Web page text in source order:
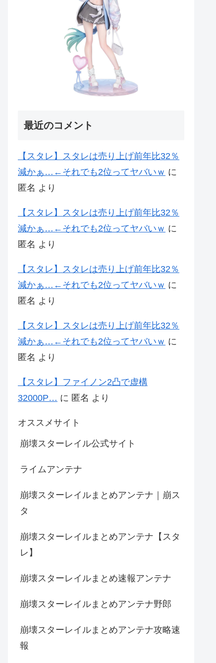
最近のコメント
【スタレ】スタレは売り上げ前年比32％
減かぁ…←それでも2位ってヤバいｗ に
匿名 より
【スタレ】スタレは売り上げ前年比32％
減かぁ…←それでも2位ってヤバいｗ に
匿名 より
【スタレ】スタレは売り上げ前年比32％
減かぁ…←それでも2位ってヤバいｗ に
匿名 より
【スタレ】スタレは売り上げ前年比32％
減かぁ…←それでも2位ってヤバいｗ に
匿名 より
【スタレ】ファイノン2凸で虚構
32000P… に 匿名 より
オススメサイト
崩壊スターレイル公式サイト
ライムアンテナ
崩壊スターレイルまとめアンテナ｜崩ス
タ
崩壊スターレイルまとめアンテナ【スタ
レ】
崩壊スターレイルまとめ速報アンテナ
崩壊スターレイルまとめアンテナ野郎
崩壊スターレイルまとめアンテナ攻略速
報